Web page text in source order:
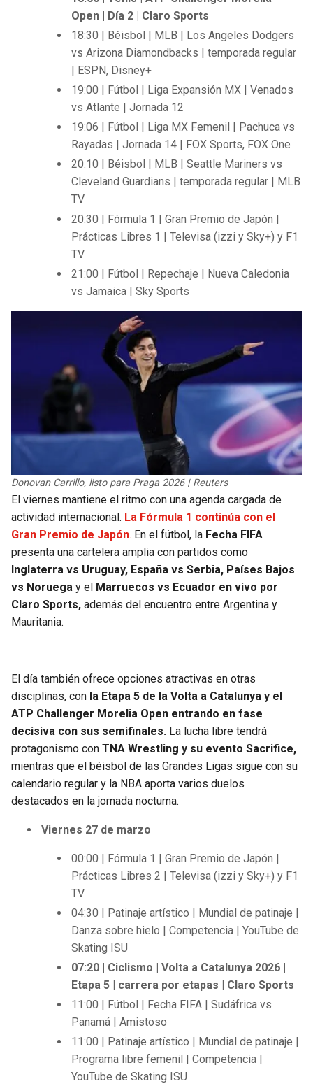
Open | Día 2 | Claro Sports
18:30 | Béisbol | MLB | Los Angeles Dodgers
vs Arizona Diamondbacks | temporada regular
| ESPN, Disney+
19:00 | Fútbol | Liga Expansión MX | Venados
vs Atlante | Jornada 12
19:06 | Fútbol | Liga MX Femenil | Pachuca vs
Rayadas | Jornada 14 | FOX Sports, FOX One
20:10 | Béisbol | MLB | Seattle Mariners vs
Cleveland Guardians | temporada regular | MLB
TV
20:30 | Fórmula 1 | Gran Premio de Japón |
Prácticas Libres 1 | Televisa (izzi y Sky+) y F1
TV
21:00 | Fútbol | Repechaje | Nueva Caledonia
vs Jamaica | Sky Sports
Donovan Carrillo, listo para Praga 2026 | Reuters
El viernes mantiene el ritmo con una agenda cargada de
actividad internacional. La Fórmula 1 continúa con el
Gran Premio de Japón. En el fútbol, la Fecha FIFA
presenta una cartelera amplia con partidos como
Inglaterra vs Uruguay, España vs Serbia, Países Bajos
vs Noruega y el Marruecos vs Ecuador en vivo por
Claro Sports, además del encuentro entre Argentina y
Mauritania.
El día también ofrece opciones atractivas en otras
disciplinas, con la Etapa 5 de la Volta a Catalunya y el
ATP Challenger Morelia Open entrando en fase
decisiva con sus semifinales. La lucha libre tendrá
protagonismo con TNA Wrestling y su evento Sacrifice,
mientras que el béisbol de las Grandes Ligas sigue con su
calendario regular y la NBA aporta varios duelos
destacados en la jornada nocturna.
Viernes 27 de marzo
00:00 | Fórmula 1 | Gran Premio de Japón |
Prácticas Libres 2 | Televisa (izzi y Sky+) y F1
TV
04:30 | Patinaje artístico | Mundial de patinaje |
Danza sobre hielo | Competencia | YouTube de
Skating ISU
07:20 | Ciclismo | Volta a Catalunya 2026 |
Etapa 5 | carrera por etapas | Claro Sports
11:00 | Fútbol | Fecha FIFA | Sudáfrica vs
Panamá | Amistoso
11:00 | Patinaje artístico | Mundial de patinaje |
Programa libre femenil | Competencia |
YouTube de Skating ISU